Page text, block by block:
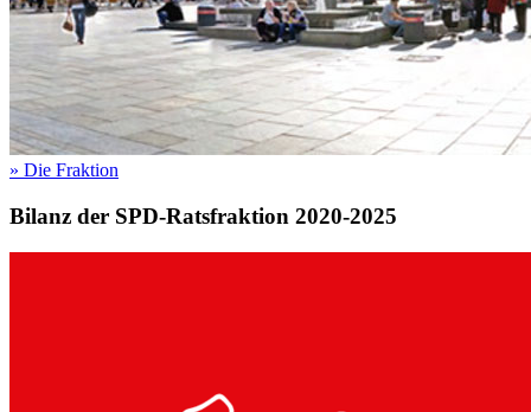
» Die Fraktion
Bilanz der SPD-Ratsfraktion 2020-2025